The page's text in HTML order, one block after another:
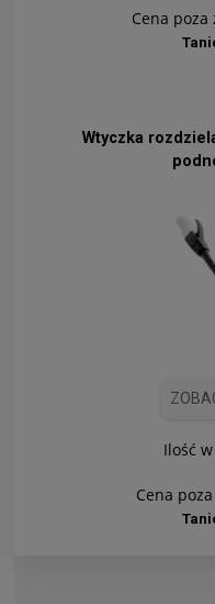
Cena poza
Wtyczka
Ilość
Cena